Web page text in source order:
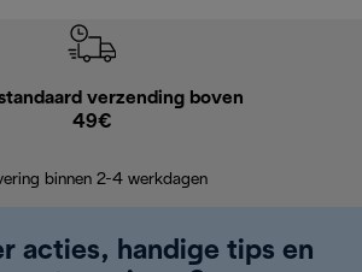
verzending boven
49€
binnen 2-4 werkdagen
acties, handige tips en